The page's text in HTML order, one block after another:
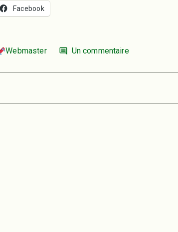
Facebook
Webmaster comment Un commentaire